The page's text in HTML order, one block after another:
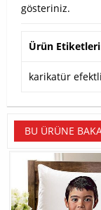
gösteriniz.
Ürün Etiketleri
karikatür
BU ÜRÜNE